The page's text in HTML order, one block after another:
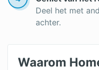
Deel het met
achter.
Waarom